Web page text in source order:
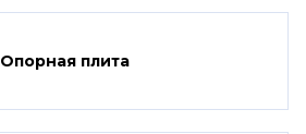
Опорная плита